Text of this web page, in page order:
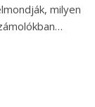
milyen